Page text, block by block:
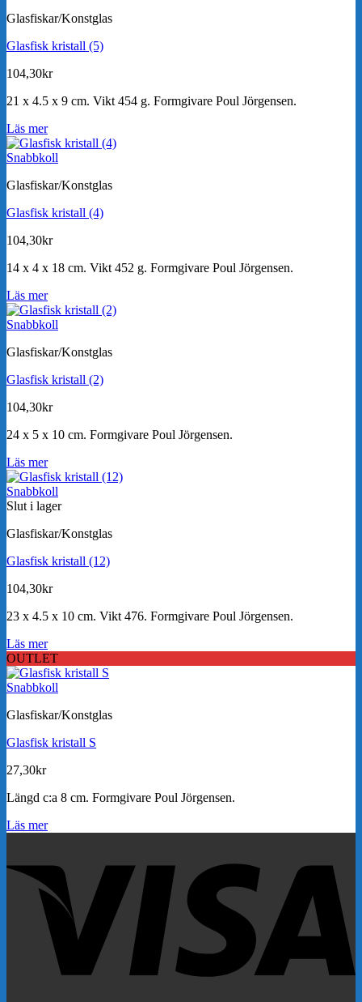
Glasfiskar/Konstglas
Glasfisk kristall (5)
104,30kr
21 x 4.5 x 9 cm. Vikt 454 g. Formgivare Poul Jörgensen.
Läs mer
Snabbkoll
Glasfiskar/Konstglas
Glasfisk kristall (4)
104,30kr
14 x 4 x 18 cm. Vikt 452 g. Formgivare Poul Jörgensen.
Läs mer
Snabbkoll
Glasfiskar/Konstglas
Glasfisk kristall (2)
104,30kr
24 x 5 x 10 cm. Formgivare Poul Jörgensen.
Läs mer
Snabbkoll
Slut i lager
Glasfiskar/Konstglas
Glasfisk kristall (12)
104,30kr
23 x 4.5 x 10 cm. Vikt 476. Formgivare Poul Jörgensen.
Läs mer
OUTLET
Snabbkoll
Glasfiskar/Konstglas
Glasfisk kristall S
27,30kr
Längd c:a 8 cm. Formgivare Poul Jörgensen.
Läs mer